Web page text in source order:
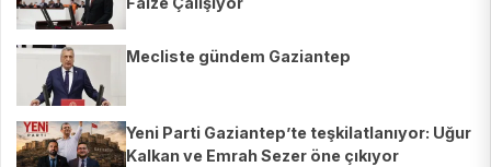
Mecliste gündem Gaziantep
Yeni Parti Gaziantep’te teşkilatlanıyor: Uğur
Kalkan ve Emrah Sezer öne çıkıyor